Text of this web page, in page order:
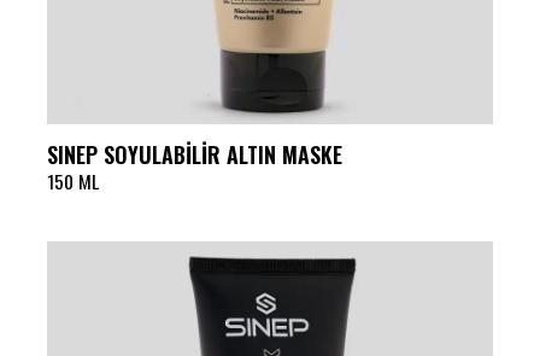
SINEP SOYULABİLİR ALTIN MASKE
150 ML